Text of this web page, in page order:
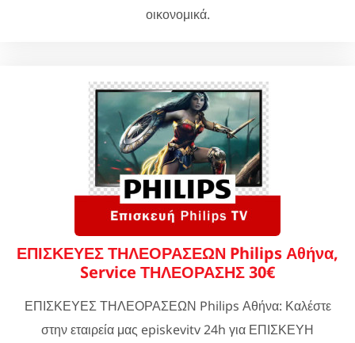
οικονομικά.
ΕΠΙΣΚΕΥΕΣ ΤΗΛΕΟΡΑΣΕΩΝ Philips Αθήνα,
Service ΤΗΛΕΟΡΑΣΗΣ 30€
ΕΠΙΣΚΕΥΕΣ ΤΗΛΕΟΡΑΣΕΩΝ Philips Αθήνα: Καλέστε
στην εταιρεία μας episkevitv 24h για ΕΠΙΣΚΕΥΗ